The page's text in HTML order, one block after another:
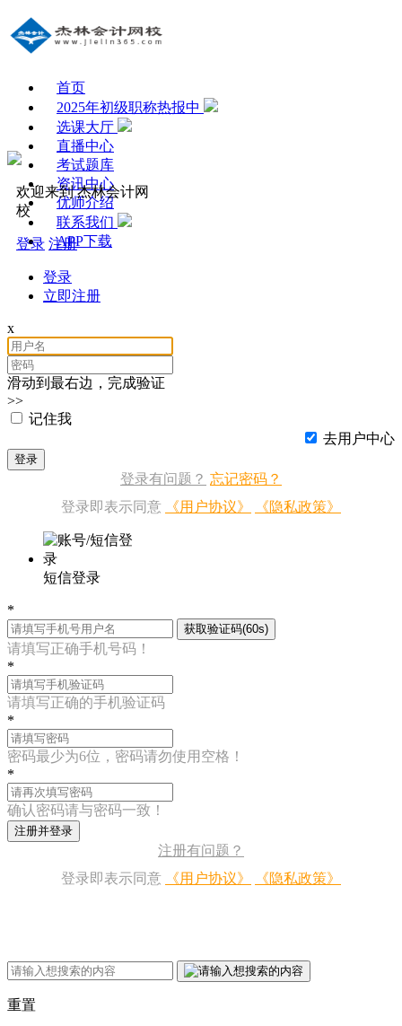
首页
2025年初级职称热报中
选课大厅
直播中心
考试题库
资讯中心
优师介绍
联系我们
APP下载
欢迎来到 杰林会计网
校
登录 注册
登录
立即注册
x
滑动到最右边，完成验证
>>
记住我
去用户中心
登录
登录有问题？ 忘记密码？
登录即表示同意
《用户协议》 《隐私政策》
短信登录
*
获取验证码(60s)
请填写正确手机号码！
*
请填写正确的手机验证码
*
密码最少为6位，密码请勿使用空格！
*
确认密码请与密码一致！
注册并登录
注册有问题？
登录即表示同意
《用户协议》 《隐私政策》
重置